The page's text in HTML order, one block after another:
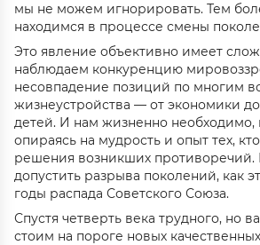
мы не можем игнорировать. Тем
находимся в процессе смены
Это явление объективно имеет
наблюдаем конкуренцию
несовпадение позиций по многим
жизнеустройства — от экономики
детей. И нам жизненно
опираясь на мудрость и опыт тех,
решения возникших противоречий.
допустить разрыва поколений, как
годы распада Советского Союза.
Спустя четверть века трудного, но
стоим на пороге новых